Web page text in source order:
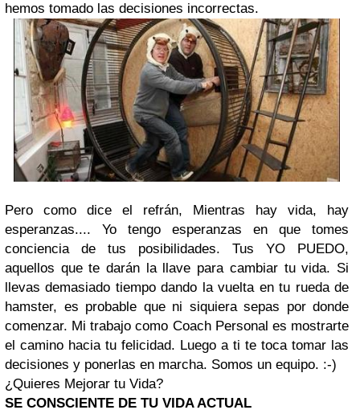
hemos tomado las decisiones incorrectas.
Pero como dice el refrán, Mientras hay vida, hay
esperanzas.... Yo tengo esperanzas en que tomes
conciencia de tus posibilidades. Tus YO PUEDO,
aquellos que te darán la llave para cambiar tu vida. Si
llevas demasiado tiempo dando la vuelta en tu rueda de
hamster, es probable que ni siquiera sepas por donde
comenzar. Mi trabajo como Coach Personal es mostrarte
el camino hacia tu felicidad. Luego a ti te toca tomar las
decisiones y ponerlas en marcha. Somos un equipo. :-)
¿Quieres Mejorar tu Vida?
SE CONSCIENTE DE TU VIDA ACTUAL